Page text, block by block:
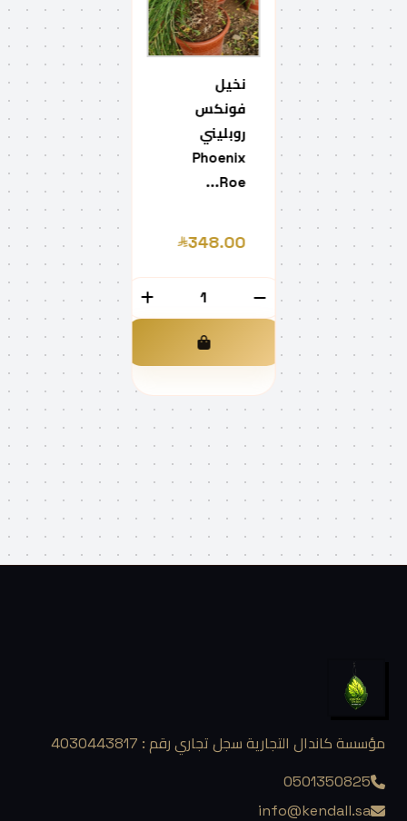
نخيل
فونكس
روبليني
Phoenix
Roe...
348.00
مؤسسة كاندال التجارية سجل تجاري رقم : 4030443817
0501350825
info@kendall.sa